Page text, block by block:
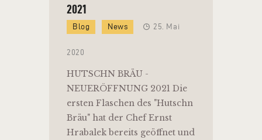
2021
Blog News 25. Mai
2020
HUTSCHN BRÄU -
NEUERÖFFNUNG 2021 Die
ersten Flaschen des "Hutschn
Bräu" hat der Chef Ernst
Hrabalek bereits geöffnet und